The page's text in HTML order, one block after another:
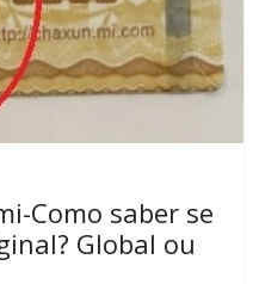
Como saber se
Global ou